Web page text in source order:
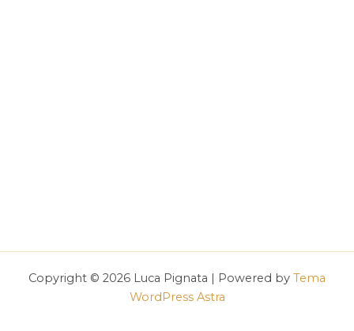
Copyright © 2026 Luca Pignata | Powered by Tema
WordPress Astra